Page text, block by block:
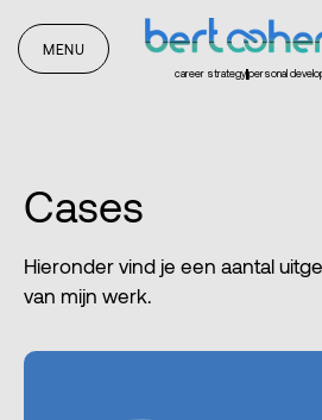
MENU
career strategy personal
Cases
Hieronder vind je een aantal
van mijn werk.